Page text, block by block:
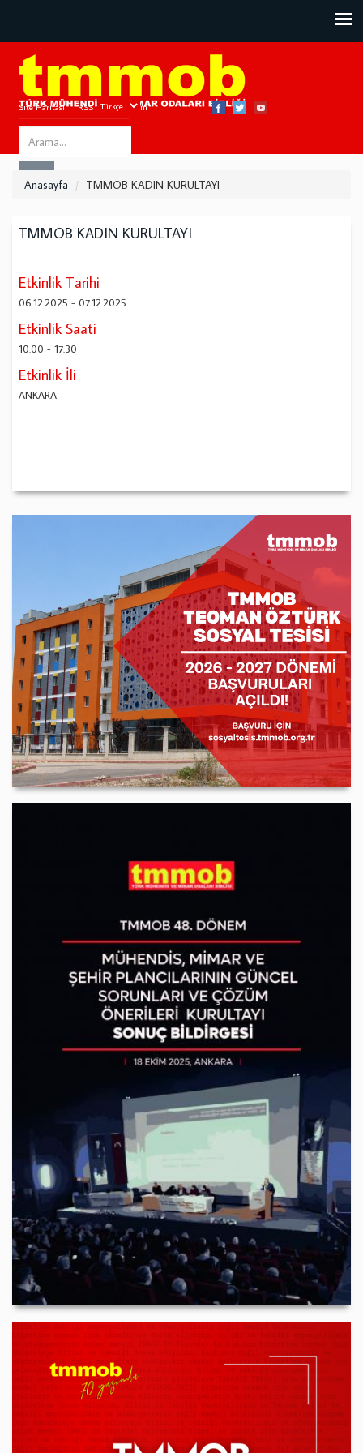
Site Haritası RSS Bize Ulaşın
Search
this
Anasayfa TMMOB KADIN KURULTAYI
TMMOB KADIN KURULTAYI
Etkinlik Tarihi
06.12.2025 -07.12.2025
Etkinlik Saati
10:00 -17:30
Etkinlik İli
ANKARA